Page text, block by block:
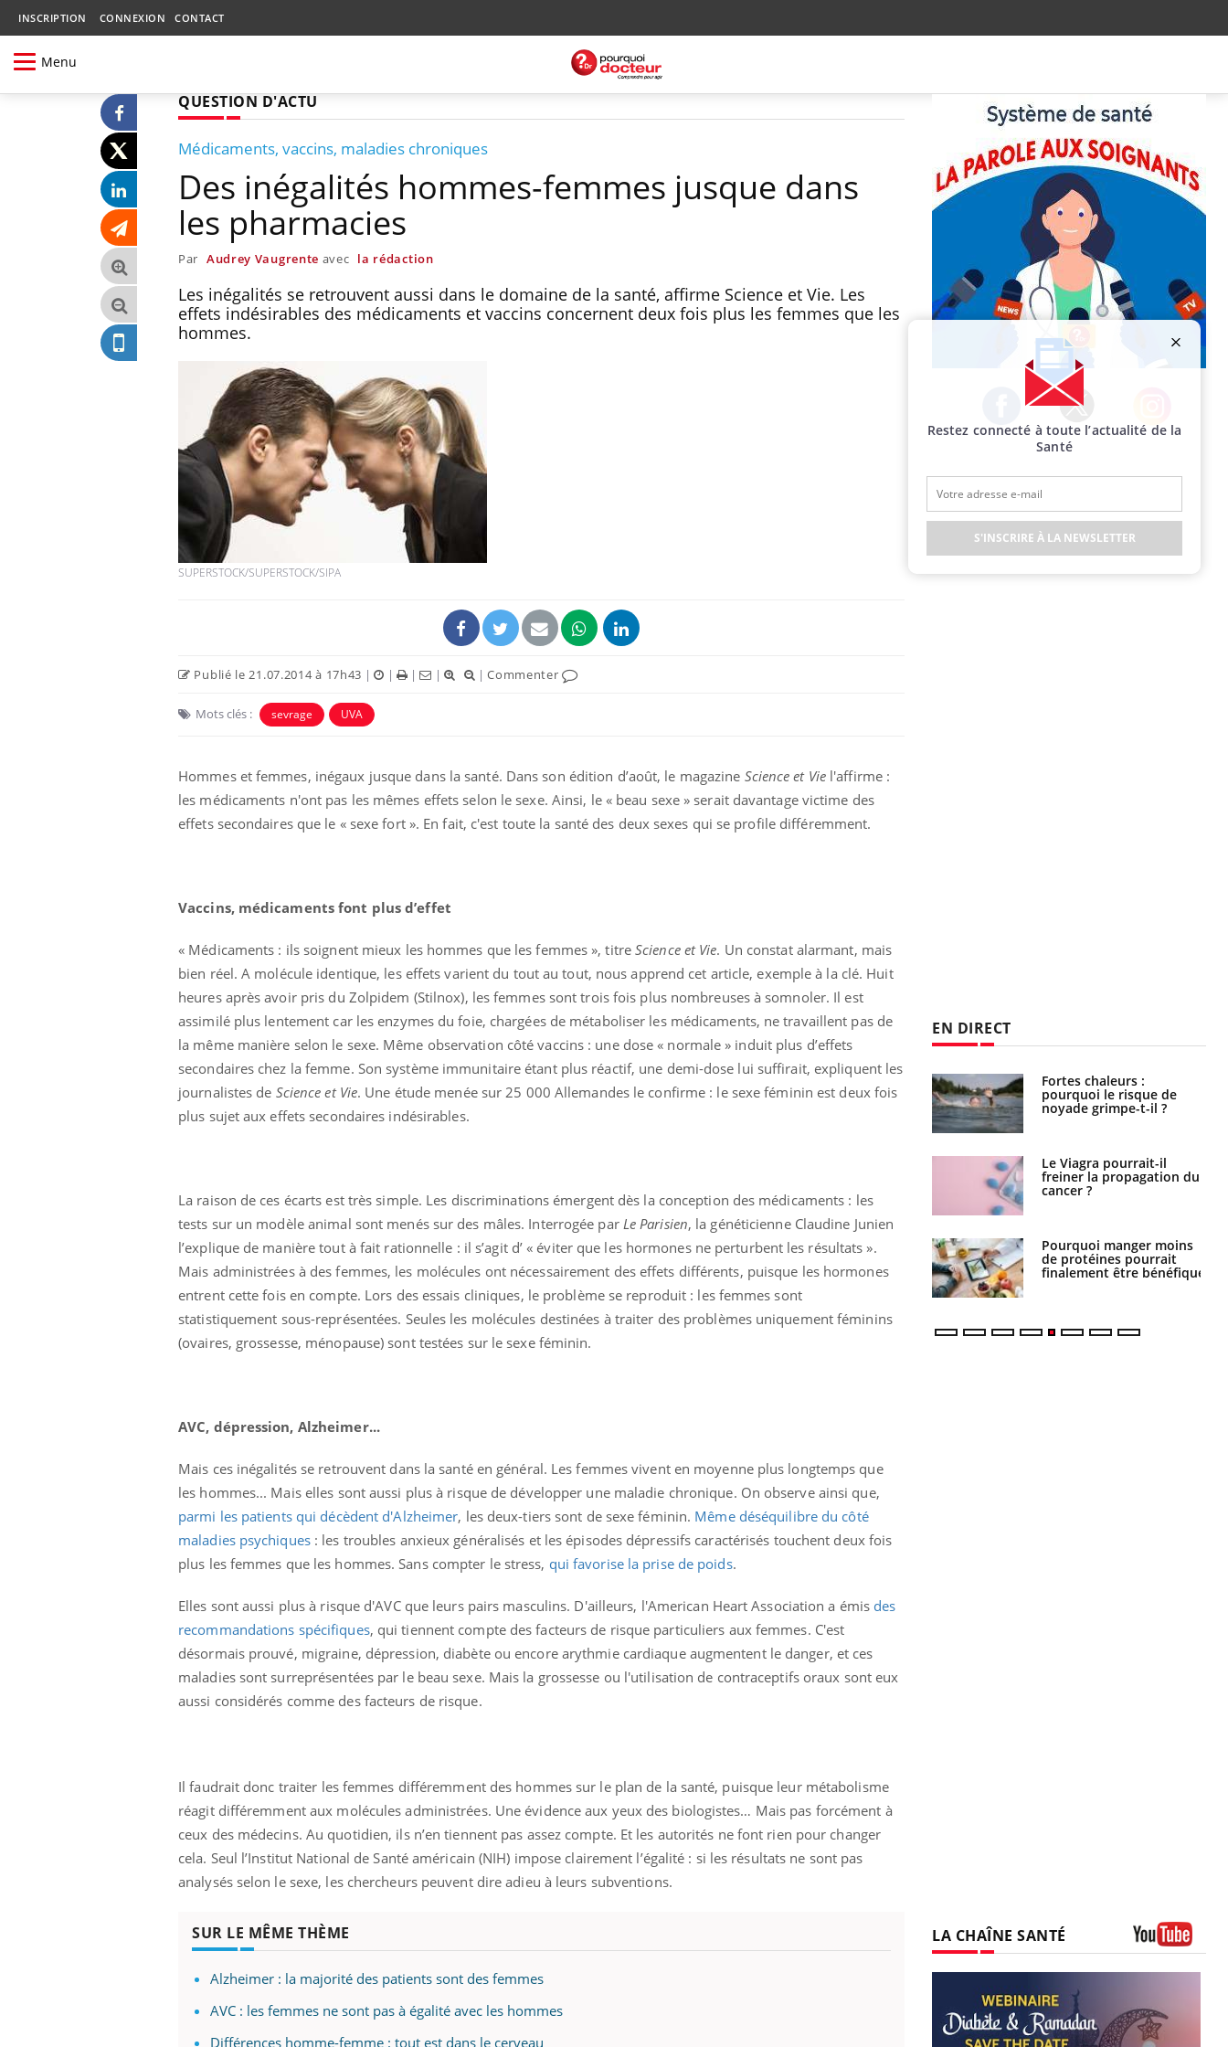
INSCRIPTION CONNEXION CONTACT
Menu
QUESTION D'ACTU
Médicaments, vaccins, maladies chroniques
Des inégalités hommes-femmes jusque dans
les pharmacies
Par Audrey Vaugrente avec la rédaction
Les inégalités se retrouvent aussi dans le domaine de la santé, affirme Science et Vie. Les
effets indésirables des médicaments et vaccins concernent deux fois plus les femmes que les
hommes.
SUPERSTOCK/SUPERSTOCK/SIPA
Publié le 21.07.2014 à 17h43 | | | | |Commenter
Mots clés : sevrage UVA
Hommes et femmes, inégaux jusque dans la santé. Dans son édition d’août, le magazine Science et Viel'affirme :
les médicaments n'ont pas les mêmes effets selon le sexe. Ainsi, le « beau sexe » serait davantage victime des
effets secondaires que le « sexe fort ». En fait, c'est toute la santé des deux sexes qui se profile différemment.
Vaccins, médicaments font plus d’effet
« Médicaments : ils soignent mieux les hommes que les femmes », titre Science et Vie. Un constat alarmant, mais
bien réel. A molécule identique, les effets varient du tout au tout, nous apprend cet article, exemple à la clé. Huit
heures après avoir pris du Zolpidem (Stilnox), les femmes sont trois fois plus nombreuses à somnoler. Il est
assimilé plus lentement car les enzymes du foie, chargées de métaboliser les médicaments, ne travaillent pas de
la même manière selon le sexe. Même observation côté vaccins : une dose « normale » induit plus d’effets
secondaires chez la femme. Son système immunitaire étant plus réactif, une demi-dose lui suffirait, expliquent les
journalistes de Science et Vie. Une étude menée sur 25 000 Allemandes le confirme : le sexe féminin est deux fois
plus sujet aux effets secondaires indésirables.
La raison de ces écarts est très simple. Les discriminations émergent dès la conception des médicaments : les
tests sur un modèle animal sont menés sur des mâles. Interrogée par Le Parisien, la généticienne Claudine Junien
l’explique de manière tout à fait rationnelle : il s’agit d’ « éviter que les hormones ne perturbent les résultats ».
Mais administrées à des femmes, les molécules ont nécessairement des effets différents, puisque les hormones
entrent cette fois en compte. Lors des essais cliniques, le problème se reproduit : les femmes sont
statistiquement sous-représentées. Seules les molécules destinées à traiter des problèmes uniquement féminins
(ovaires, grossesse, ménopause) sont testées sur le sexe féminin.
AVC, dépression, Alzheimer...
Mais ces inégalités se retrouvent dans la santé en général. Les femmes vivent en moyenne plus longtemps que
les hommes... Mais elles sont aussi plus à risque de développer une maladie chronique. On observe ainsi que,
parmi les patients qui décèdent d'Alzheimer, les deux-tiers sont de sexe féminin. Même déséquilibre du côté
maladies psychiques: les troubles anxieux généralisés et les épisodes dépressifs caractérisés touchent deux fois
plus les femmes que les hommes. Sans compter le stress, qui favorise la prise de poids.
Elles sont aussi plus à risque d'AVC que leurs pairs masculins. D'ailleurs, l'American Heart Association a émis des
recommandations spécifiques, qui tiennent compte des facteurs de risque particuliers aux femmes. C'est
désormais prouvé, migraine, dépression, diabète ou encore arythmie cardiaque augmentent le danger, et ces
maladies sont surreprésentées par le beau sexe. Mais la grossesse ou l'utilisation de contraceptifs oraux sont eux
aussi considérés comme des facteurs de risque.
Il faudrait donc traiter les femmes différemment des hommes sur le plan de la santé, puisque leur métabolisme
réagit différemment aux molécules administrées. Une évidence aux yeux des biologistes… Mais pas forcément à
ceux des médecins. Au quotidien, ils n’en tiennent pas assez compte. Et les autorités ne font rien pour changer
cela. Seul l’Institut National de Santé américain (NIH) impose clairement l’égalité : si les résultats ne sont pas
analysés selon le sexe, les chercheurs peuvent dire adieu à leurs subventions.
SUR LE MÊME THÈME
Alzheimer : la majorité des patients sont des femmes
AVC : les femmes ne sont pas à égalité avec les hommes
Différences homme-femme : tout est dans le cerveau
Facebook Twitter Instagram
EN DIRECT
écrans en vacances ?
sur nos soirées
Cancer colorectal : une
stratégie simple aurait
changé la donne au Pays
basque
Chikungunya, dengue,
West Nile : que se passe-
Cytomégalovirus : ce qui
change dans la prise en
charge des femmes
enceintes
La sieste empêche-t-elle
de dormir la nuit ?
Pourquoi votre ventre
gâche-t-il les premiers
jours de vos vacances ?
Fortes chaleurs :
pourquoi le risque de
noyade grimpe-t-il ?
Le Viagra pourrait-il
freiner la propagation du
cancer ?
Pourquoi manger moins
de protéines pourrait
finalement être bénéfique
LA CHAÎNE SANTÉ
Restez connecté à toute l’actualité de la
Santé
S'INSCRIRE À LA NEWSLETTER